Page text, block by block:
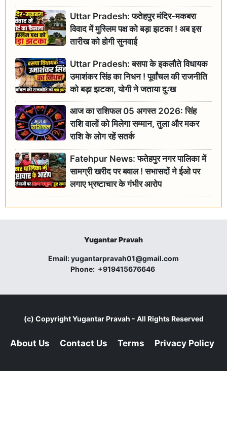
Uttar Pradesh: फतेहपुर मंदिर-मकबरा
विवाद में मुस्लिम पक्ष को बड़ा झटका ! अब इस
तारीख को होगी सुनवाई
Uttar Pradesh: बसपा के इकलौते विधायक
उमाशंकर सिंह का निधन ! पूर्वांचल की राजनीति
को बड़ा झटका, योगी ने जताया दुःख
आज का राशिफल 05 अगस्त 2026: सिंह
राशि वालों को मिलेगा सम्मान, तुला और मकर
राशि के लोग रहें सतर्क
Fatehpur News: फतेहपुर नगर पालिका में
सामग्री खरीद पर बवाल ! सभासदों ने ईओ पर
लगाए भ्रष्टाचार के गंभीर आरोप
Yugantar Pravah
Email:yugantarpravah01@gmail.com
Phone: +919415676646
(c) CopyrightYugantar Pravah - All Rights Reserved
About Us Contact Us Terms Privacy Policy